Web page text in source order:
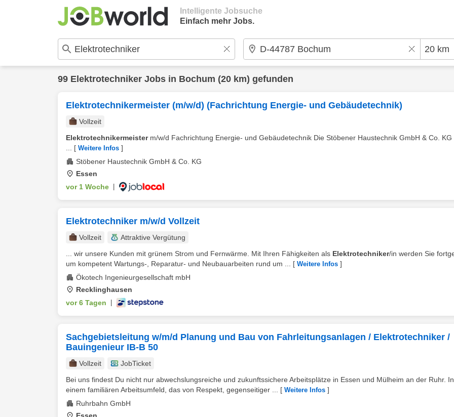
Intelligente Jobsuche
Einfach mehr Jobs.
99 Elektrotechniker Jobs in Bochum (20 km) gefunden
Elektrotechnikermeister (m/w/d) (Fachrichtung Energie- und Gebäudetechnik)
Vollzeit
Elektrotechnikermeisterm/w/d Fachrichtung Energie- und Gebäudetechnik Die Stöbener Haustechnik GmbH & Co. KG
[ Weitere Infos ]
Stöbener Haustechnik GmbH & Co. KG
Essen
vor 1 Woche
Elektrotechniker m/w/d Vollzeit
Vollzeit
Attraktive Vergütung
... wir unsere Kunden mit grünem Strom und Fernwärme. Mit Ihren Fähigkeiten als Elektrotechniker/in werden Sie
um kompetent Wartungs-, Reparatur- und Neubauarbeiten rund um ...
[ Weitere Infos ]
Ökotech Ingenieurgesellschaft mbH
Recklinghausen
vor 6 Tagen
Sachgebietsleitung w/m/d Planung und Bau von Fahrleitungsanlagen / Elektrotechniker /
Bauingenieur IB-B 50
Vollzeit
JobTicket
Bei uns findest Du nicht nur abwechslungsreiche und zukunftssichere Arbeitsplätze in Essen und Mülheim an der Ruhr. In
einem familiären Arbeitsumfeld, das von Respekt, gegenseitiger ...
[ Weitere Infos ]
Ruhrbahn GmbH